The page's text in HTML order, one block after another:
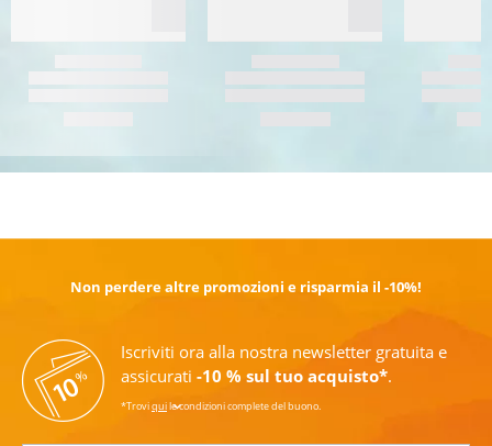
Non perdere altre promozioni e risparmia il -10%!
Iscriviti ora alla nostra newsletter gratuita e
assicurati -10 % sul tuo acquisto*.
*Troviquile condizioni complete del buono.